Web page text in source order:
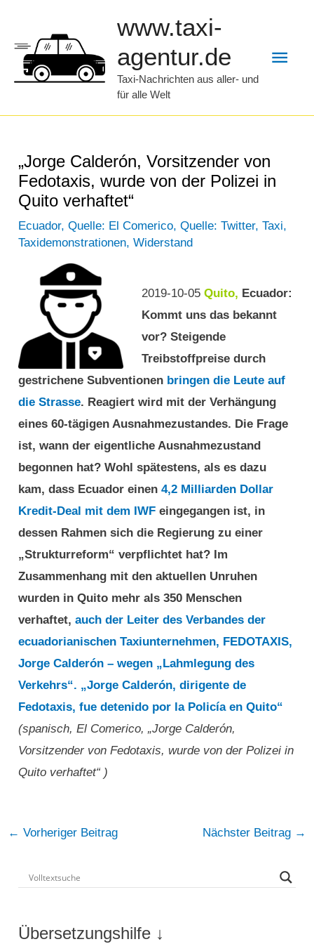
springen
www.taxi-
agentur.de
Taxi-Nachrichten aus aller- und
für alle Welt
„Jorge Calderón, Vorsitzender von
Fedotaxis, wurde von der Polizei in
Quito verhaftet“
Ecuador,Quelle: El Comerico,Quelle: Twitter,Taxi,
Taxidemonstrationen,Widerstand
2019-10-05 Quito, Ecuador:
Kommt uns das bekannt
vor? Steigende
Treibstoffpreise durch
gestrichene Subventionen bringen die Leute auf
die Strasse. Reagiert wird mit der Verhängung
eines 60-tägigen Ausnahmezustandes. Die Frage
ist, wann der eigentliche Ausnahmezustand
begonnen hat? Wohl spätestens, als es dazu
kam, dass Ecuador einen 4,2 Milliarden Dollar
Kredit-Deal mit dem IWF eingegangen ist, in
dessen Rahmen sich die Regierung zu einer
„Strukturreform“ verpflichtet hat? Im
Zusammenhang mit den aktuellen Unruhen
wurden in Quito mehr als 350 Menschen
verhaftet,auch der Leiter des Verbandes der
ecuadorianischen Taxiunternehmen, FEDOTAXIS,
Jorge Calderón – wegen „Lahmlegung des
Verkehrs“. „Jorge Calderón, dirigente de
Fedotaxis, fue detenido por la Policía en Quito“
(spanisch, El Comerico, „Jorge Calderón,
Vorsitzender von Fedotaxis, wurde von der Polizei in
Quito verhaftet“ )
Post
← Vorheriger Beitrag Nächster Beitrag →
Übersetzungshilfe ↓